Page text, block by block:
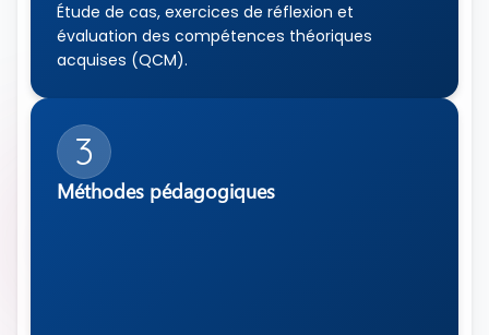
Étude de cas, exercices de réflexion et
évaluation des compétences théoriques
acquises (QCM).
3
Méthodes pédagogiques